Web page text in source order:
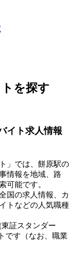
を探す
イト求人情報
」では、餅原駅の
情報を地域、路
可能です。
国の求人情報、カ
トなどの人気職種
証スタンダー
です（なお、職業